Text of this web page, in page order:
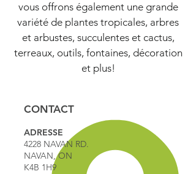
vous offrons également une grande
variété de plantes tropicales, arbres
et arbustes, succulentes et cactus,
terreaux, outils, fontaines, décoration
et plus!
CONTACT
ADRESSE
4228 NAVAN RD.
NAVAN, ON
K4B 1H9